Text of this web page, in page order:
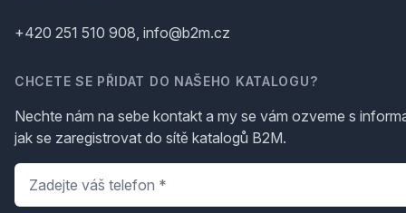
+420 251 510 908, info@b2m.cz
CHCETE SE PŘIDAT DO NAŠEHO KATALOGU?
Nechte nám na sebe kontakt a my se vám ozveme s
jak se zaregistrovat do sítě katalogů B2M.
Telefon